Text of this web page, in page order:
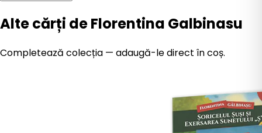
Alte cărți de Florentina Galbinasu
Completează colecția — adaugă-le direct în coș.